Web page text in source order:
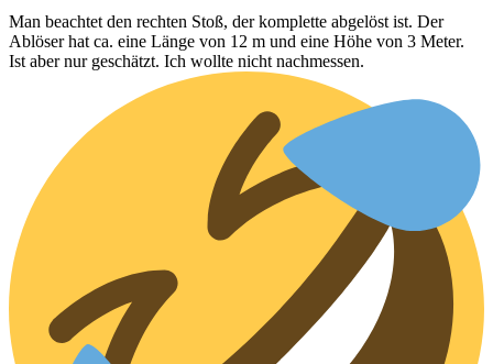
Man beachtet den rechten Stoß, der komplette abgelöst ist. Der
Ablöser hat ca. eine Länge von 12 m und eine Höhe von 3 Meter.
Ist aber nur geschätzt. Ich wollte nicht nachmessen.